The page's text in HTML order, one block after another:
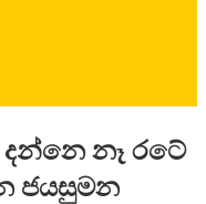
නෑ රටේ
ජයසුමන